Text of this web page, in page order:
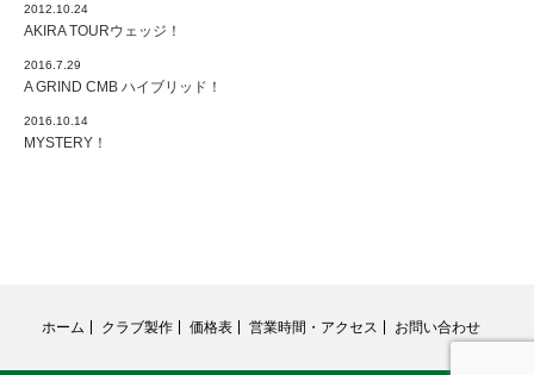
2012.10.24
AKIRA TOURウェッジ！
2016.7.29
A GRIND CMB ハイブリッド！
2016.10.14
MYSTERY！
ホーム クラブ製作 価格表 営業時間・アクセス お問い合わせ